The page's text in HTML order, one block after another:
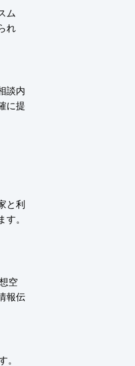
ム
れ
談内
に提
と利
。
空
報伝
。